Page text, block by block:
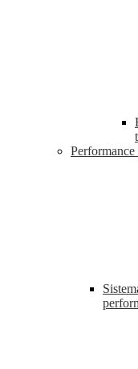
Performance